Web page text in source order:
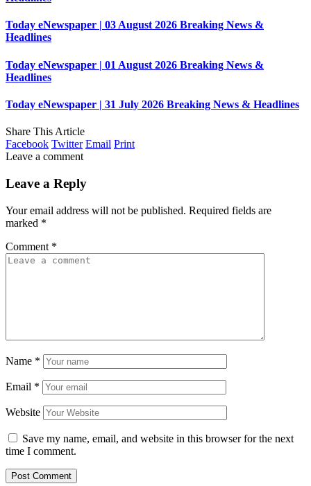
Today eNewspaper | 03 August 2026 Breaking News &
Headlines
Today eNewspaper | 01 August 2026 Breaking News &
Headlines
Today eNewspaper | 31 July 2026 Breaking News & Headlines
Share This Article
Facebook Twitter Email Print
Leave a comment
Leave a Reply
Your email address will not be published. Required fields are
marked *
Comment *
Name *
Email *
Website
Save my name, email, and website in this browser for the next
time I comment.